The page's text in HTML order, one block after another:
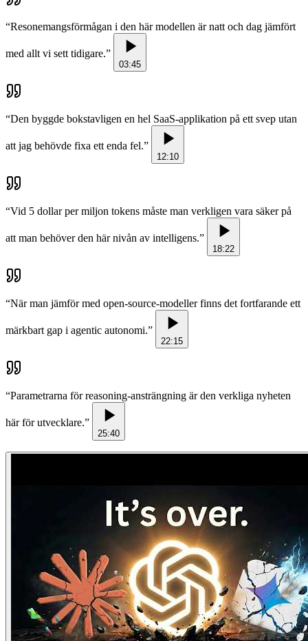
“Resonemangsförmågan i den här modellen är natt och dag jämfört
med allt vi sett tidigare.”
03:45
“Den byggde bokstavligen en hel SaaS-applikation på ett svep utan
att jag behövde fixa ett enda fel.”
12:10
“Vid 5 dollar per miljon tokens måste man verkligen vara säker på
att man behöver den här nivån av intelligens.”
18:22
“När man jämför med open-source-modeller finns det fortfarande ett
märkbart gap i agentic autonomi.”
22:15
“Parametrarna för reasoning-ansträngning är den verkliga nyheten
här för utvecklare.”
25:40